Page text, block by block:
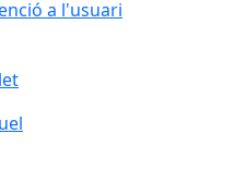
a l'usuari
a l'usuari